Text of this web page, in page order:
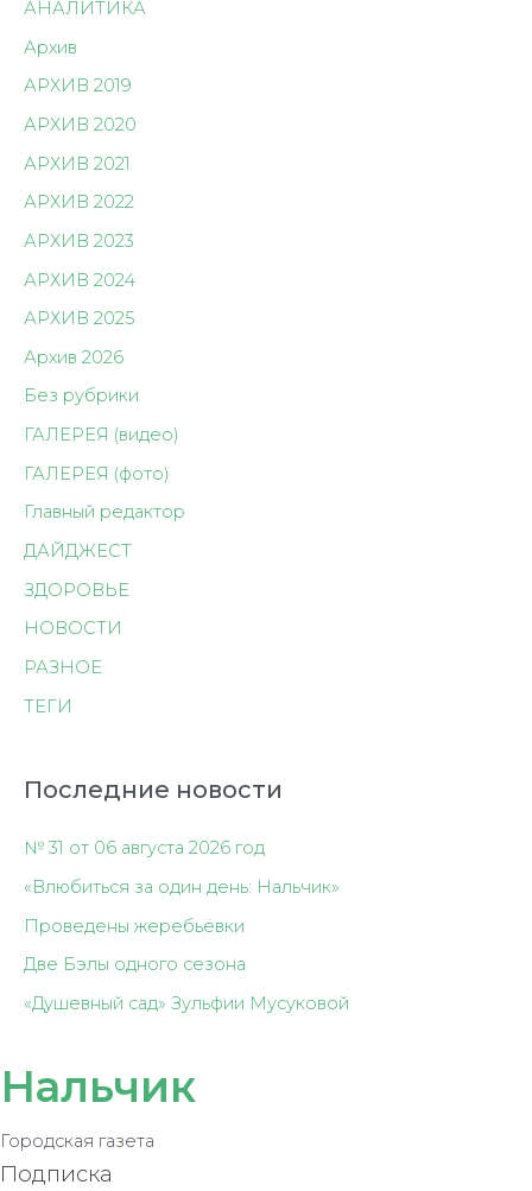
АНАЛИТИКА
Архив
АРХИВ 2019
АРХИВ 2020
АРХИВ 2021
АРХИВ 2022
АРХИВ 2023
АРХИВ 2024
АРХИВ 2025
Архив 2026
Без рубрики
ГАЛЕРЕЯ (видео)
ГАЛЕРЕЯ (фото)
Главный редактор
ДАЙДЖЕСТ
ЗДОРОВЬЕ
НОВОСТИ
РАЗНОЕ
ТЕГИ
Последние новости
№ 31 от 06 августа 2026 год
«Влюбиться за один день: Нальчик»
Проведены жеребьёвки
Две Бэлы одного сезона
«Душевный сад» Зульфии Мусуковой
Нальчик
Городская газета
Подписка